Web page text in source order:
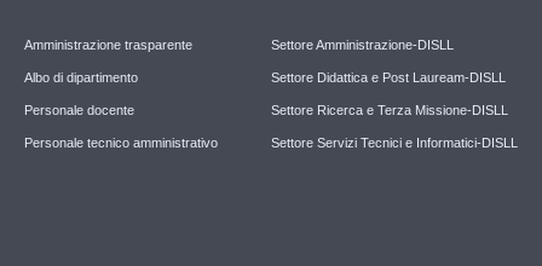
Amministrazione trasparente
Albo di dipartimento
Personale docente
Personale tecnico amministrativo
Settore Amministrazione-DISLL
Settore Didattica e Post Lauream-DISLL
Settore Ricerca e Terza Missione-DISLL
Settore Servizi Tecnici e Informatici-DISLL